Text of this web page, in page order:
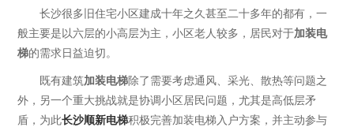
长沙很多旧住宅小区建成十年之久甚至二十多年的都有，一
般主要是以六层的小高层为主，小区老人较多，居民对于加装电
梯的需求日益迫切。
既有建筑加装电梯除了需要考虑通风、采光、散热等问题之
外，另一个重大挑战就是协调小区居民问题，尤其是高低层矛
盾，为此长沙顺新电梯积极完善加装电梯入户方案，并主动参与